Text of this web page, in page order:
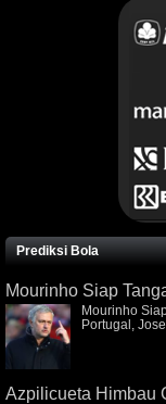
Prediksi Bola
Mourinho Siap
Mourinho
Portugal,
Azpilicueta Himbau